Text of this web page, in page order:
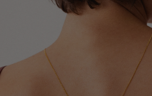
dotarło bezpiecznie i jak najszybciej -
tego, czy podróżuje kilka ulic dalej, czy na
W przypadku zamówień wysyłanych do
Irlandii Północnej mogą obowiązywać
celne, podatki lub opłaty importowe
lokalne organy celne. Ewentualne koszty
ponosi odbiorca przesyłki.
Zdejmuj biżuterię przed kąpielą, snem,
sportu oraz wykonywaniem prac
ograniczyć ryzyko uszkodzeń,
Aby odświeżyć biżuterię i przywrócić jej
przecieraj ją miękką ściereczką jubilerską.
pozłocenie jest naturalną powłoką
czasem może ulegać ścieraniu. Tempo